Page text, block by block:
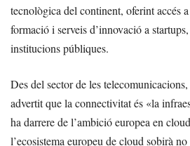
tecnològica del continent, oferint accés
formació i serveis d’innovació a
institucions públiques.
Des del sector de les
advertit que la connectivitat és «la
ha darrere de l’ambició europea en
l’ecosistema europeu de cloud sobirà